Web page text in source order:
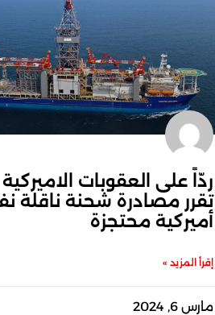
ردّاً على العقوبات الاميركية
تقرر مصادرة شحنة ناقلة
أميركية محتجزة
إقرأ المزيد »
مارس 6, 2024